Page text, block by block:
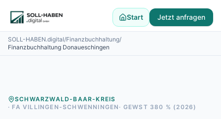
Start Jetzt anfragen
SOLL-HABEN.digital/Finanzbuchhaltung/
Finanzbuchhaltung Donaueschingen
SCHWARZWALD-BAAR-KREIS
· FA VILLINGEN-SCHWENNINGEN · GEWST 380 % (2026)
Finanzbuchhaltung auslagern
E-Rechnung und Peppol
Digitale Personalakte 2027
Prozessoptimierung
Alle Standorte